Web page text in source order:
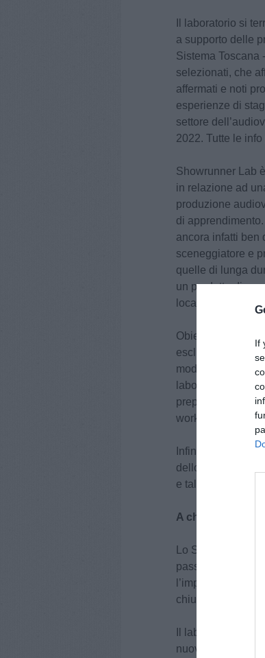
If
Il laboratorio si
a supporto delle
Sistema Toscana
selezionati, che
affermati e noti
esperienze di
settore
2022. Tutte le
Showrunner Lab
in relazione ad
produzione
di
ancora infatti ben
sceneggiatore e
quelle di lunga
un prodotto di
location al
Obiettivo del
esclusivamente
modello che
laboratorio
preparazione di
workshop.
Infine, lo
dello Showrunner
e talenti italiani.
A chi si rivolge
Lo Showrunner
passione e
l’imprenditoria.
chiunque,
Il laboratorio si
nuovi orizzonti